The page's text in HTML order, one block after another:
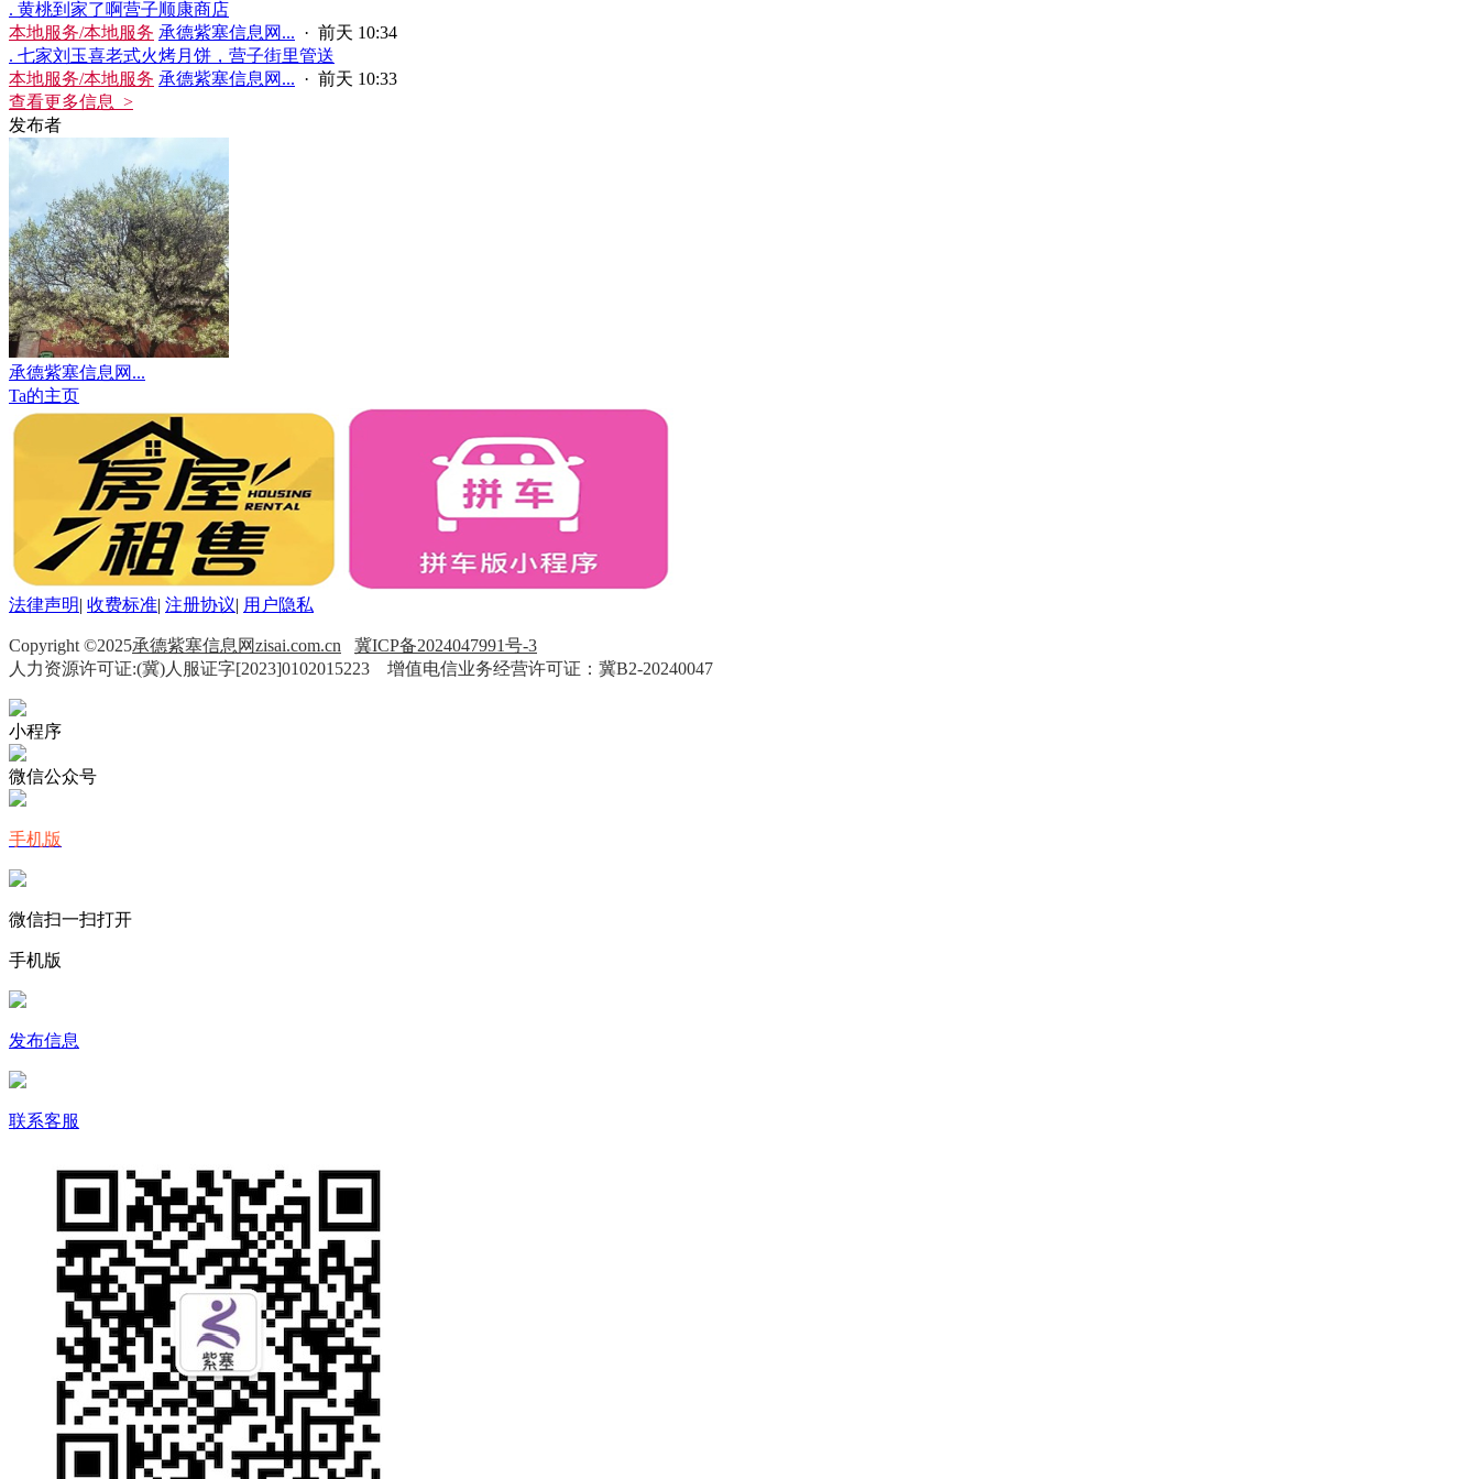
. 黄桃到家了啊营子顺康商店
本地服务/本地服务 承德紫塞信息网... · 前天 10:34
. 七家刘玉喜老式火烤月饼，营子街里管送
本地服务/本地服务 承德紫塞信息网... · 前天 10:33
查看更多信息 >
发布者
承德紫塞信息网...
Ta的主页
法律声明| 收费标准| 注册协议| 用户隐私
Copyright ©2025承德紫塞信息网zisai.com.cn
冀ICP备2024047991号-3
人力资源许可证:(冀)人服证字[2023]0102015223 增值电信业务经营许可证：冀B2-20240047
小程序
微信公众号
手机版
微信扫一扫打开
手机版
发布信息
联系客服